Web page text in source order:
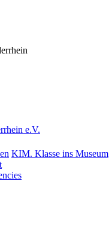
e.V.
KIM. Klasse ins Museum